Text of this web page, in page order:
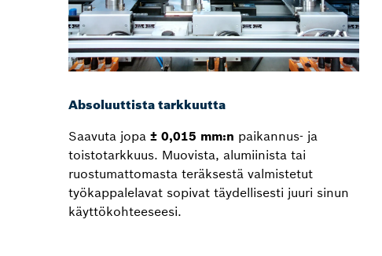
Absoluuttista tarkkuutta
Saavuta jopa ± 0,015 mm:n paikannus- ja
toistotarkkuus. Muovista, alumiinista tai
ruostumattomasta teräksestä valmistetut
työkappalelavat sopivat täydellisesti juuri sinun
käyttökohteeseesi.